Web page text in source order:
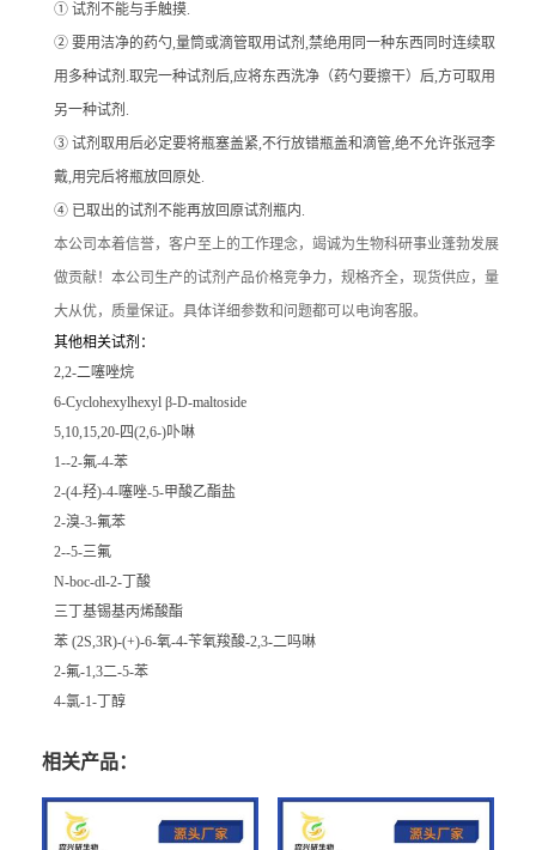
① 试剂不能与手触摸.
② 要用洁净的药勺,量筒或滴管取用试剂,禁绝用同一种东西同时连续取
用多种试剂.取完一种试剂后,应将东西洗净（药勺要擦干）后,方可取用
另一种试剂.
③ 试剂取用后必定要将瓶塞盖紧,不行放错瓶盖和滴管,绝不允许张冠李
戴,用完后将瓶放回原处.
④ 已取出的试剂不能再放回原试剂瓶内.
本公司本着信誉，客户至上的工作理念，竭诚为生物科研事业蓬勃发展
做贡献！本公司生产的试剂产品价格竞争力，规格齐全，现货供应，量
大从优，质量保证。具体详细参数和问题都可以电询客服。
其他相关试剂：
2,2-二噻唑烷
6-Cyclohexylhexyl β-D-maltoside
5,10,15,20-四(2,6-)卟啉
1--2-氟-4-苯
2-(4-羟)-4-噻唑-5-甲酸乙酯盐
2-溴-3-氟苯
2--5-三氟
N-boc-dl-2-丁酸
三丁基锡基丙烯酸酯
苯 (2S,3R)-(+)-6-氧-4-苄氧羧酸-2,3-二吗啉
2-氟-1,3二-5-苯
4-氯-1-丁醇
相关产品：